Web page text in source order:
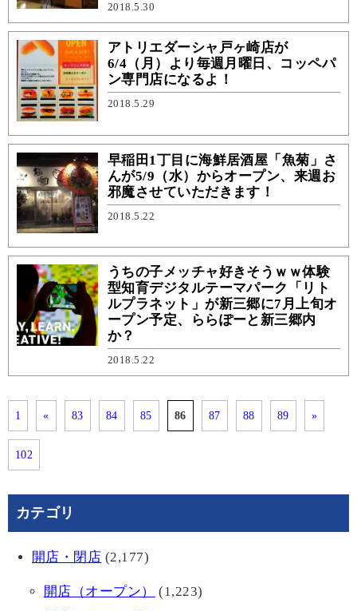
2018.5.30
アトリエダーシャ戸ヶ崎店が
6/4（月）より毎週月曜日、コッペパ
ン専門店になるよ！
2018.5.29
早稲田1丁目に海鮮居酒屋「魚菊」さ
んが5/9（水）からオープン、来週お
邪魔させていただきます！
2018.5.22
うちの子メッチャ好きそうｗｗ体験
型知育デジタルテーマパーク「リト
ルプラネット」が新三郷に7月上旬オ
ープン予定、ららぽーと新三郷内
か？
2018.5.22
1 « 83 84 85 86 87 88 89 »
102
カテゴリ
開店・閉店 (2,177)
開店（オープン）
(1,223)